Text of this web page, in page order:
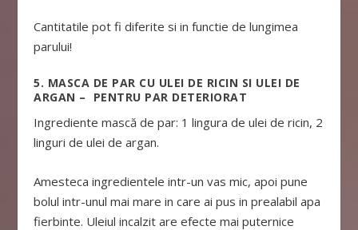
Cantitatile pot fi diferite si in functie de lungimea
parului!
5. MASCA DE PAR CU ULEI DE RICIN SI ULEI DE
ARGAN – PENTRU PAR DETERIORAT
Ingrediente mască de par: 1 lingura de ulei de ricin, 2
linguri de ulei de argan.
Amesteca ingredientele intr-un vas mic, apoi pune
bolul intr-unul mai mare in care ai pus in prealabil apa
fierbinte. Uleiul incalzit are efecte mai puternice